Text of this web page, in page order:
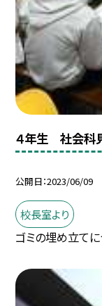
４年生 社会科
公開日 2023/06/09
校長室より
ゴミの埋め立てに